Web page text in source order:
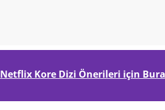
Netflix Kore Dizi Önerileri için